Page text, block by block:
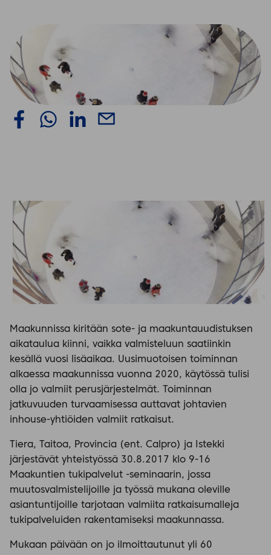
Maakunnissa kiritään sote- ja maakuntauudistuksen
aikataulua kiinni, vaikka valmisteluun saatiinkin
kesällä vuosi lisäaikaa. Uusimuotoisen toiminnan
alkaessa maakunnissa vuonna 2020, käytössä tulisi
olla jo valmiit perusjärjestelmät. Toiminnan
jatkuvuuden turvaamisessa auttavat johtavien
inhouse-yhtiöiden valmiit ratkaisut.
Tiera, Taitoa, Provincia (ent. Calpro) ja Istekki
järjestävät yhteistyössä 30.8.2017 klo 9-16
Maakuntien tukipalvelut -seminaarin, jossa
muutosvalmistelijoille ja työssä mukana oleville
asiantuntijoille tarjotaan valmiita ratkaisumalleja
tukipalveluiden rakentamiseksi maakunnassa.
Mukaan päivään on jo ilmoittautunut yli 60